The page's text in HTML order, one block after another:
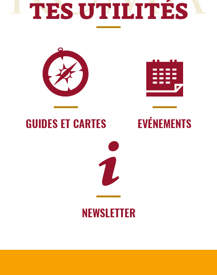
TES UTILITÉS
GUIDES ET CARTES EVÉNEMENTS
NEWSLETTER